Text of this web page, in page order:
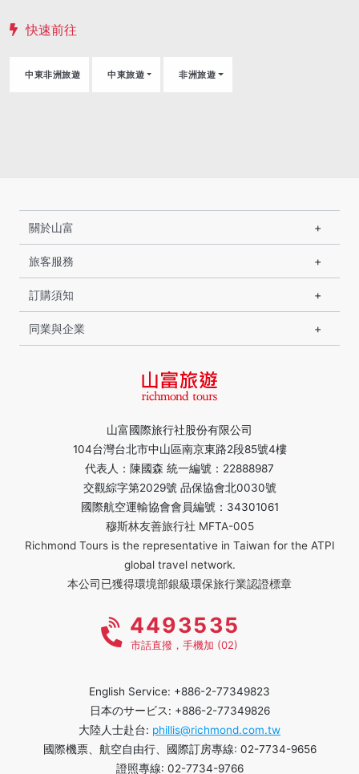
快速前往
中東非洲旅遊 中東旅遊 非洲旅遊
11/05, 11/10, 11/12, 11/17, 11/19,
山富國際旅行社股份有限公司
104台灣台北市中山區南京東路2段85號4樓
代表人：陳國森 統一編號：22888987
交觀綜字第2029號 品保協會北0030號
國際航空運輸協會會員編號：34301061
穆斯林友善旅行社 MFTA-005
Richmond Tours is the representative in Taiwan for the ATPI
global travel network.
本公司已獲得環境部銀級環保旅行業認證標章
關於山富
旅客服務
訂購須知
同業與企業
4493535
市話直撥，手機加 (02)
English Service: +886-2-77349823
日本のサービス: +886-2-77349826
大陸人士赴台: phillis@richmond.com.tw
國際機票、航空自由行、國際訂房專線: 02-7734-9656
證照專線: 02-7734-9766